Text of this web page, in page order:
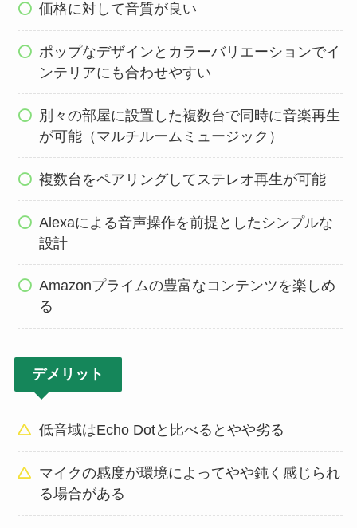
価格に対して音質が良い
ポップなデザインとカラーバリエーションでイ
ンテリアにも合わせやすい
別々の部屋に設置した複数台で同時に音楽再生
が可能（マルチルームミュージック）
複数台をペアリングしてステレオ再生が可能
Alexaによる音声操作を前提としたシンプルな
設計
Amazonプライムの豊富なコンテンツを楽しめ
る
デメリット
低音域はEcho Dotと比べるとやや劣る
マイクの感度が環境によってやや鈍く感じられ
る場合がある